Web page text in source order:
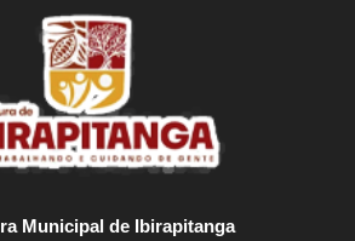
Municipal de Ibirapitanga